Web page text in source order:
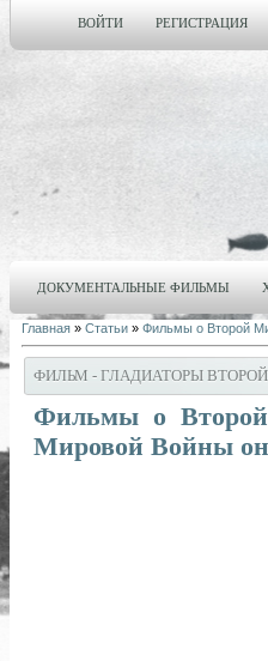
ВОЙТИ РЕГИСТРАЦИЯ
ДОКУМЕНТАЛЬНЫЕ ФИЛЬМЫ
Главная » Статьи » Фильмы о Второй
ФИЛЬМ - ГЛАДИАТОРЫ
Фильмы о
Мировой Войны